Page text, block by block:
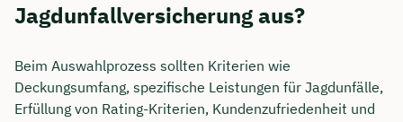
Jagdunfallversicherung aus?
Beim Auswahlprozess sollten Kriterien wie
Deckungsumfang, spezifische Leistungen für Jagdunfälle,
Erfüllung von Rating-Kriterien, Kundenzufriedenheit und